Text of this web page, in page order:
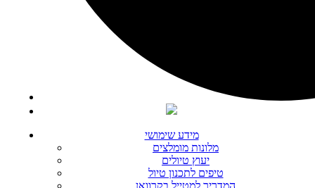
מידע שימושי
מלונות מומלצים
יעוץ טיולים
טיפים לתכנון טיול
המדריך למטייל בקרוואן